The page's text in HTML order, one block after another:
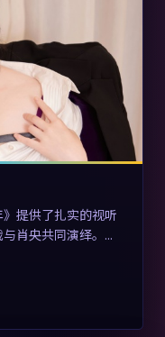
提供了扎实的视听
肖央共同演绎。影
外壳包裹对现实规
人物关系与情节反
电影」的用户。